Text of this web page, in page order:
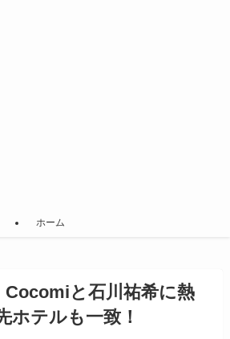
ホーム
Cocomiと石川祐希に熱
ホテルも一致！